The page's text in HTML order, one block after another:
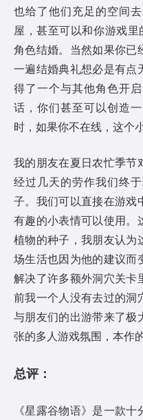
也给了他们充足的空间
屋，甚至可以和你游戏
角色结婚。当然如果你已
一遍结婚典礼想必是有点
得了一个与其他角色开
话，你们甚至可以创造
时，如果你不在线，这个
我的朋友在夏日农忙季节
经过几天的劳作我们终
子。我们可以直接在游戏
有趣的小表情可以使用。
植物的种子，我朋友认为
场生活也因为他的建议而
解决了许多额外洞穴关卡
前我一个人没有去过的洞
与朋友们的出游带来了极
张的多人游戏氛围，本作
总评：
《星露谷物语》是一款